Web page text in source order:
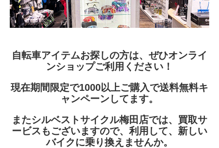
自転車アイテムお探しの方は、ぜひオンライ
ンショップご利用ください！
現在期間限定で1000以上ご購入で送料無料キ
ャンペーンしてます。
またシルベストサイクル梅田店では、買取サ
ービスもございますので、利用して、新しい
バイクに乗り換えませんか。